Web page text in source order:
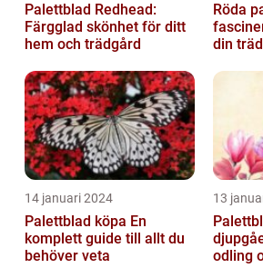
Palettblad Redhead:
Färgglad skönhet för ditt
hem och trädgård
Röda
din
14 januari 2024
Palettblad köpa En
komplett guide till allt du
behöver veta
13
odling